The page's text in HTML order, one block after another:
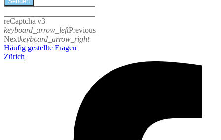
reCaptcha v3
keyboard_arrow_leftPrevious
Nextkeyboard_arrow_right
Häufig gestellte Fragen
Zürich